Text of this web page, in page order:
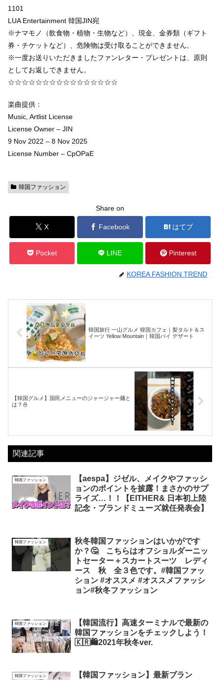
1101
LUA Entertainment 韓国JIN宛
※ナマモノ（飲食物・植物・生物など）、現金、金券類（ギフト
券・チケットなど）、危険物は受け取ることができません。
※一度お送りいただきましたファンレター・プレゼントは、原則
としてお返しできません。
☆☆☆☆☆☆☆☆☆☆☆☆☆☆☆☆
楽曲提供：
Music, Artlist License
License Owner – JIN
9 Nov 2022 – 8 Nov 2025
License Number – CpOPaE
韓国ファッション
Share on
X Facebook はてブ
Pocket LINE Pinterest
KOREA FASHION TREND
韓国旅行 一山グルメ 韓国カフェ｜梨タルト＆ス
イーツ Yellow Mountain｜韓国パイ デザート
【韓国グルメ】国民メニューのジャージャー麺と
は？🍜
関連記事
韓国ファッション
【aespa】ジゼル、メイクやファッシ
ョンのポイントを披露！まさかのサプ
ライズ…！！【EITHER& 日本初上陸
記念・ブランドミューズ就任発表会】
韓国ファッション
秋冬韓国ファッションはいかがです
か？🤔 こちらはオフショルダーニッ
トセーター＋スカートスーツ レディ
ース 秋 全３色です。#韓国ファッ
ション #オススメ #オススメファッシ
ョン#秋冬ファッション
韓国ファッション
【韓国流行】高速ターミナルで最新の
韓国ファッションをチェックしよう！
🇰🇷🛍2021年秋冬ver.
韓国ファッション
【韓国ファッション】最新ブラン